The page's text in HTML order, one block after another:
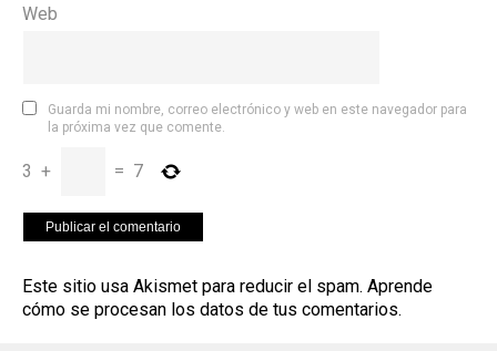
Web
Guarda mi nombre, correo electrónico y web en este navegador para
la próxima vez que comente.
3 + = 7
Este sitio usa Akismet para reducir el spam. Aprende
cómo se procesan los datos de tus comentarios.